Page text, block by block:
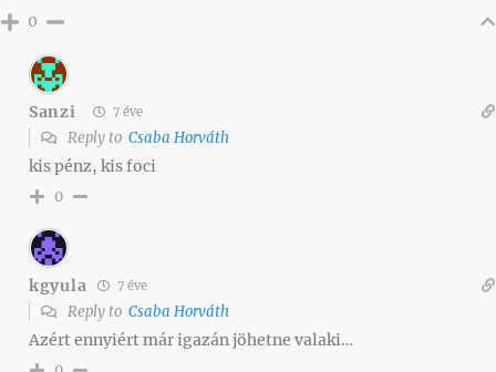
0
Sanzi 7 éve
Reply to Csaba Horváth
kis pénz, kis foci
0
kgyula 7 éve
Reply to Csaba Horváth
Azért ennyiért már igazán jöhetne valaki…